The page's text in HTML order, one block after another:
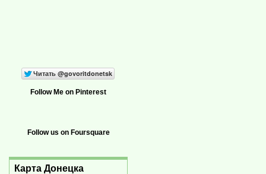
Follow Me on Pinterest
Follow us on Foursquare
Карта Донецка